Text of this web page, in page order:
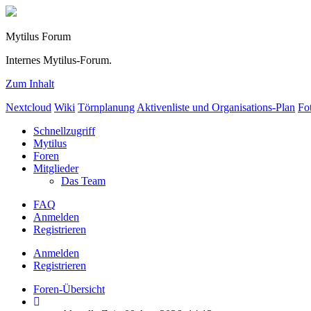
Mytilus Forum
Internes Mytilus-Forum.
Zum Inhalt
Nextcloud Wiki Törnplanung Aktivenliste und Organisations-Plan
Schnellzugriff
Mytilus
Foren
Mitglieder
Das Team
FAQ
Anmelden
Registrieren
Anmelden
Registrieren
Foren-Übersicht